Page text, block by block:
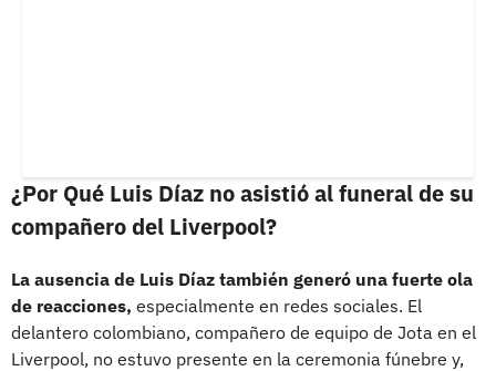
¿Por Qué Luis Díaz no asistió al funeral de su
compañero del Liverpool?
La ausencia de Luis Díaz también generó una fuerte ola
de reacciones, especialmente en redes sociales. El
delantero colombiano, compañero de equipo de Jota en el
Liverpool, no estuvo presente en la ceremonia fúnebre y,